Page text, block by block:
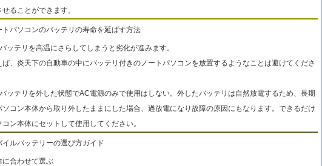
せることができます。
トパソコンのバッテリの寿命を延ばす方法
ッテリを高温にさらしてしまうと劣化が進みます。
ば、炎天下の自動車の中にバッテリ付きのノートパソコンを放置するようなことは避けてくださ
ッテリを外した状態でAC電源のみで使用はしない。外したバッテリは自然放電するため、長期
ソコン本体から取り外したままにした場合、過放電になり故障の原因にもなります。できるだけ
コン本体にセットして使用してください。
イルバッテリーの選び方ガイド
に合わせて選ぶ